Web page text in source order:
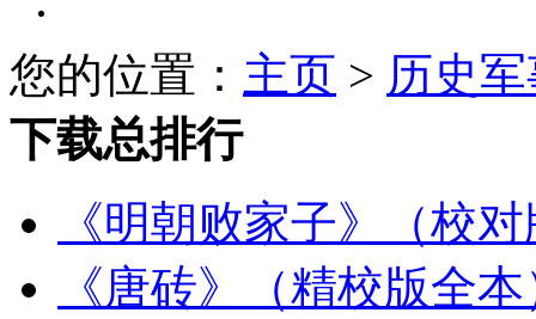
您的位置： 主页 > 历史
下载总排行
《明朝败家子》（校
《唐砖》（精校版全